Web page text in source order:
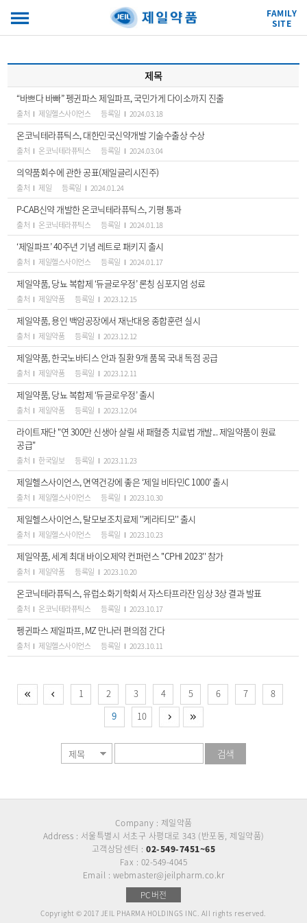
FAMILY
SITE
제목
“바쁘다 바빠” 펭귄파스 제일파프, 국민가게 다이소까지 진출
출처 제일헬스사이언스 등록일 2024.03.18
온코닉테라퓨틱스, 대한민국신약개발 기술수출상 수상
출처 온코닉테라퓨틱스 등록일 2024.03.04
의약품회수에 관한 공표(제일글리시진주)
출처 제일 등록일 2024.01.24
P-CAB신약 개발한 온코닉테라퓨틱스, 기평 통과
출처 온코닉테라퓨틱스 등록일 2024.01.18
‘제일파프’ 40주년 기념 레트로 패키지 출시
출처 제일헬스사이언스 등록일 2024.01.17
제일약품, 당뇨 복합제 ‘듀글로우정’ 론칭 심포지엄 성료
출처 제일약품 등록일 2023.12.15
제일약품, 용인 백암공장에서 재난대응 종합훈련 실시
출처 제일약품 등록일 2023.12.12
제일약품, 한국노바티스 안과 질환 9개 품목 국내 독점 공급
출처 제일약품 등록일 2023.12.11
제일약품, 당뇨 복합제 ‘듀글로우정’ 출시
출처 제일약품 등록일 2023.12.04
라이트재단 "연 300만 신생아 살릴 새 패혈증 치료법 개발... 제일약품이 원료
공급"
출처 한국일보 등록일 2023.11.23
제일헬스사이언스, 면역건강에 좋은 ‘제일 비타민C 1000’ 출시
출처 제일헬스사이언스 등록일 2023.10.30
제일헬스사이언스, 탈모보조치료제 ''케라티모'' 출시
출처 제일헬스사이언스 등록일 2023.10.23
제일약품, 세계 최대 바이오제약 컨퍼런스 ''CPHI 2023'' 참가
출처 제일약품 등록일 2023.10.20
온코닉테라퓨틱스, 유럽소화기학회서 자스타프라잔 임상 3상 결과 발표
출처 온코닉테라퓨틱스 등록일 2023.10.17
펭귄파스 제일파프, MZ 만나러 편의점 간다
출처 제일헬스사이언스 등록일 2023.10.11
1 2 3 4 5 6 7
8
9
10
검색
Company : 제일약품
Address : 서울특별시 서초구 사평대로 343 (반포동, 제일약품)
고객상담센터 :02-549-7451~65
Fax : 02-549-4045
Email : webmaster@jeilpharm.co.kr
PC버전
Copyright © 2017 JEIL PHARMA HOLDINGS INC. All rights reserved.